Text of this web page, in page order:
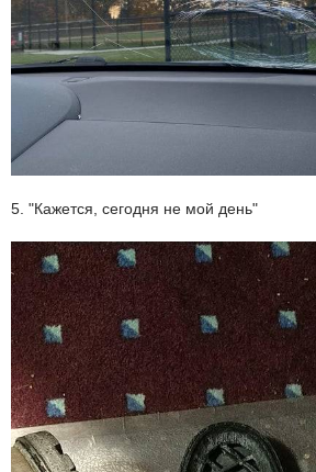
5. "Кажется, сегодня не мой день"